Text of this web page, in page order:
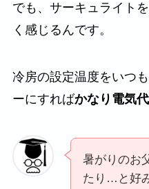
でも、サーキュライト
く感じるんです。
冷房の設定温度をいつ
ーにすればかなり電気
暑がりのお
たり…と好